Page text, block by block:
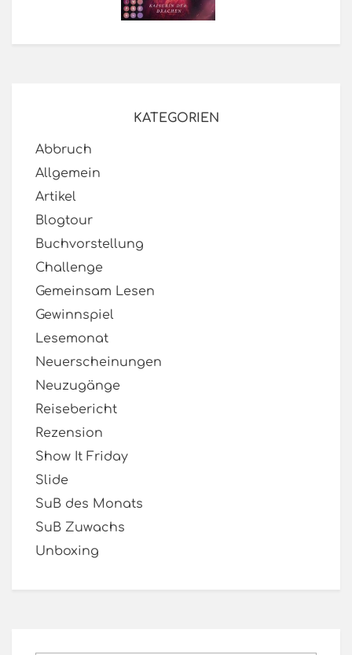
KATEGORIEN
Abbruch
Allgemein
Artikel
Blogtour
Buchvorstellung
Challenge
Gemeinsam Lesen
Gewinnspiel
Lesemonat
Neuerscheinungen
Neuzugänge
Reisebericht
Rezension
Show It Friday
Slide
SuB des Monats
SuB Zuwachs
Unboxing